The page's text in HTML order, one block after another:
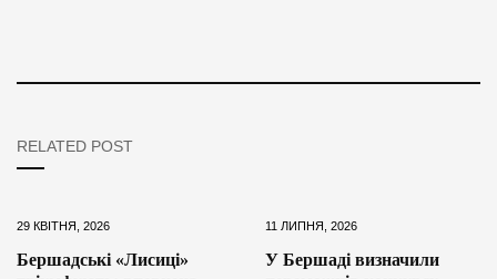
RELATED POST
29 КВІТНЯ, 2026
Бершадські «Лисиці»
11 ЛИПНЯ, 2026
У Бершаді визначили